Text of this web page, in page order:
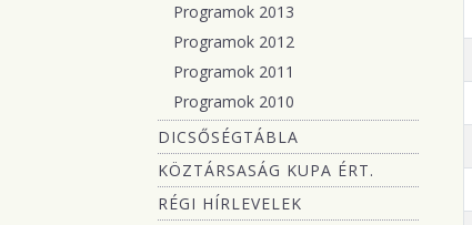
Programok 2013
Programok 2012
Programok 2011
Programok 2010
DICSŐSÉGTÁBLA
KÖZTÁRSASÁG KUPA ÉRT.
RÉGI HÍRLEVELEK